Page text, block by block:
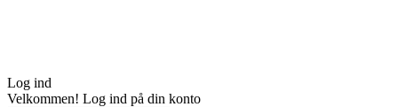
Log ind
Velkommen! Log ind på din konto